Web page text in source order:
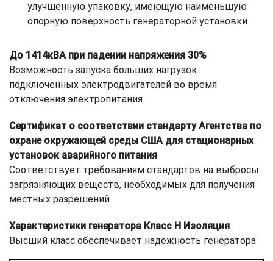
улучшенную упаковку, имеющую наименьшую
опорную поверхность генераторной установки
До 1414кВА при падении напряжения 30%
Возможность запуска больших нагрузок
подключенных электродвигателей во время
отключения электропитания
Сертификат о соответствии стандарту Агентства по
охране окружающей среды США для стационарных
установок аварийного питания
Соответствует требованиям стандартов на выбросы
загрязняющих веществ, необходимых для получения
местных разрешений
Характеристики генератора Класс H Изоляция
Высший класс обеспечивает надежность генератора